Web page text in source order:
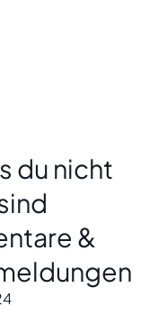
du nicht
&